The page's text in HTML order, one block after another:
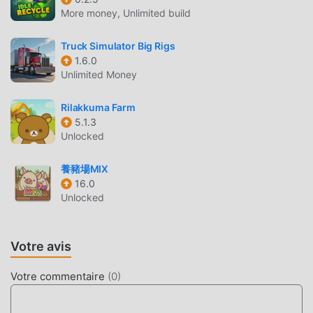
Mobile 03 a un style artistique unique, et ses graphismes,
Physics Mobile 03 attiré de nombreux fans de simulation,
et comparé aux jeux simulation traditionnels, Tank Physics
Mobile 03 7.0 a adopté un moteur virtuel mis à jour et
effectué des améliorations audacieuses. Avec une
technologie plus avancée, l'expérience d'écran du jeu a
été grandement améliorée. Tout en conservant le style
sensorielle de l'utilisateur, et il existe de nombreux types
de téléphones mobiles apk avec une excellente
adaptabilité, garantissant que tous les amateurs de jeux
MOD UNIQUE
More money, Unlimited build
Truck Simulator Big Rigs
1.6.0
Unlimited Money
Rilakkuma Farm
5.1.3
Unlocked
養豬場MIX
16.0
Unlocked
Votre avis
Votre commentaire (0)